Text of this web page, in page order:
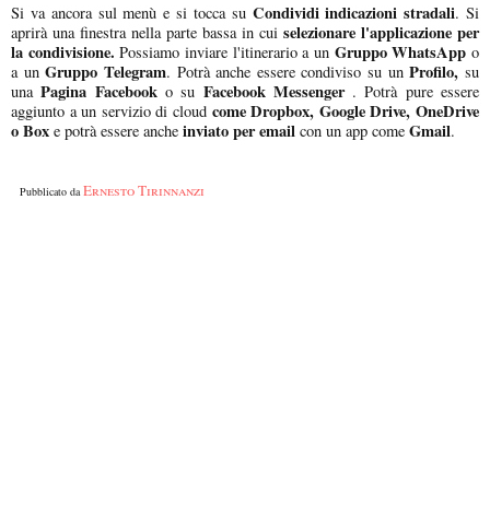
Si va ancora sul menù e si tocca su Condividi indicazioni stradali. Si
aprirà una finestra nella parte bassa in cui selezionare l'applicazione per
la condivisione. Possiamo inviare l'itinerario a un Gruppo WhatsApp o
a unGruppo Telegram. Potrà anche essere condiviso su unProfilo, su
unaPagina Facebook o su Facebook Messenger . Potrà pure essere
aggiunto a un servizio di cloud come Dropbox, Google Drive, OneDrive
o Box e potrà essere anche inviato per email con un app come Gmail.
Pubblicato daErnesto Tirinnanzi